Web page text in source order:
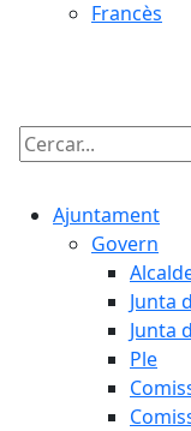
Francès
Cercar:
Ajuntament
Govern
Junta
Junta
Ple